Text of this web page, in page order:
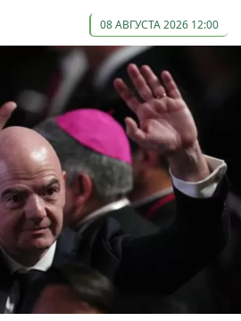
08 АВГУСТА 2026 12:00